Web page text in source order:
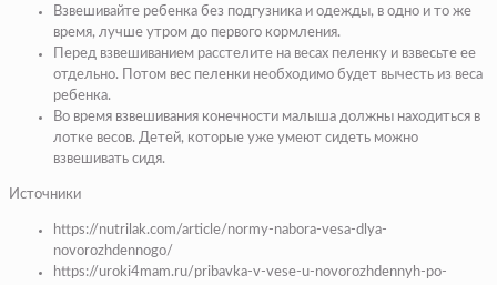
Взвешивайте ребенка без подгузника и одежды, в одно и то же
время, лучше утром до первого кормления.
Перед взвешиванием расстелите на весах пеленку и взвесьте ее
отдельно. Потом вес пеленки необходимо будет вычесть из веса
ребенка.
Во время взвешивания конечности малыша должны находиться в
лотке весов. Детей, которые уже умеют сидеть можно
взвешивать сидя.
Источники
https://nutrilak.com/article/normy-nabora-vesa-dlya-
novorozhdennogo/
https://uroki4mam.ru/pribavka-v-vese-u-novorozhdennyh-po-